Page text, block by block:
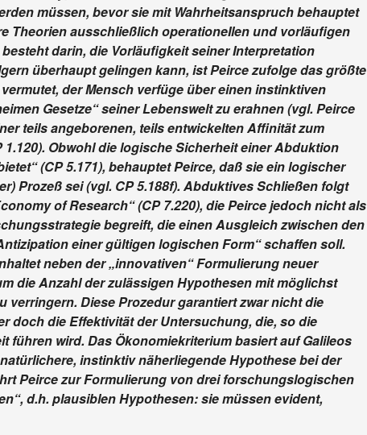
müssen, bevor sie mit Wahrheitsanspruch behauptet
Theorien ausschließlich operationeIlen und vorläufigen
darin, die Vorläufigkeit seiner Interpretation
überhaupt gelingen kann, ist Peirce zufolge das größte
der Mensch verfüge über einen instinktiven
Gesetze“ seiner Lebenswelt zu erahnen (vgl. Peirce
teils angeborenen, teils entwickelten Affinität zum
Obwohl die logische Sicherheit einer Abduktion
(CP 5.171), behauptet Peirce, daß sie ein logischer
Prozeß sei (vgl. CP 5.188f). Abduktives Schließen folgt
of Research“ (CP 7.220), die Peirce jedoch nicht als
begreift, die einen Ausgleich zwischen den
einer gültigen logischen Form“ schaffen soll.
neben der „innovativen“ Formulierung neuer
die Anzahl der zulässigen Hypothesen mit möglichst
verringern. Diese Prozedur garantiert zwar nicht die
doch die Effektivität der Untersuchung, die, so die
führen wird. Das Ökonomiekriterium basiert auf Galileos
instinktiv näherliegende Hypothese bei der
Peirce zur Formulierung von drei forschungslogischen
d.h. plausiblen Hypothesen: sie müssen evident,